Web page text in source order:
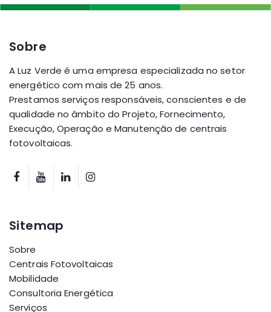
Sobre
A Luz Verde é uma empresa especializada no setor
energético com mais de 25 anos.
Prestamos serviços responsáveis, conscientes e de
qualidade no âmbito do Projeto, Fornecimento,
Execução, Operação e Manutenção de centrais
fotovoltaicas.
Sitemap
Sobre
Centrais Fotovoltaicas
Mobilidade
Consultoria Energética
Serviços